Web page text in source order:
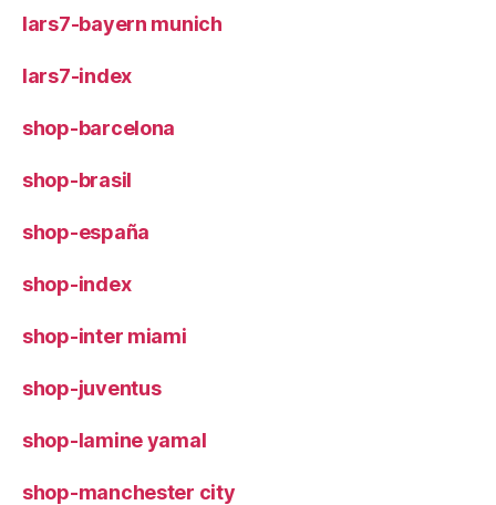
lars7-bayern munich
lars7-index
shop-barcelona
shop-brasil
shop-españa
shop-index
shop-inter miami
shop-juventus
shop-lamine yamal
shop-manchester city